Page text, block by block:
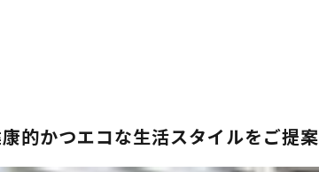
的かつエコな生活スタイルをご提案